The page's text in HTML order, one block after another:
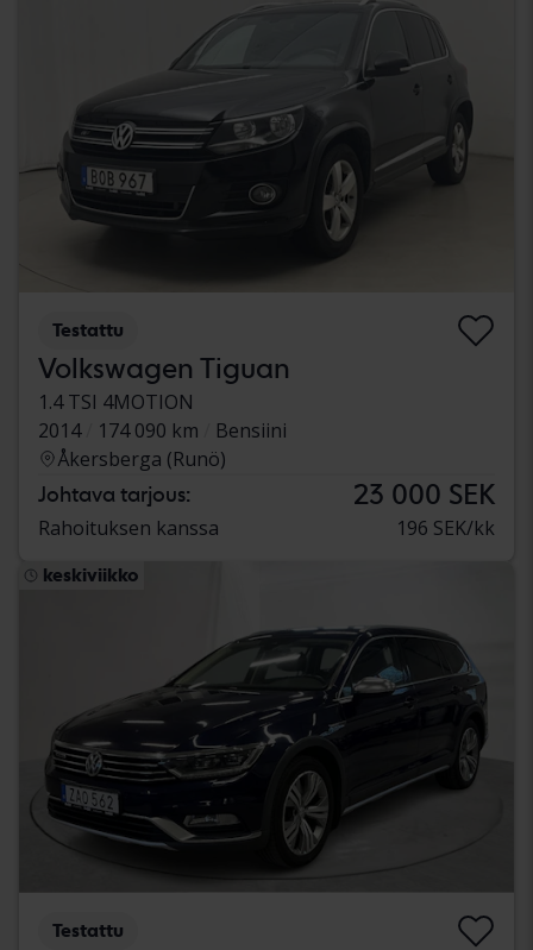
Testattu
Volkswagen Tiguan
1.4 TSI 4MOTION
2014
174 090 km
Bensiini
Åkersberga (Runö)
Johtava tarjous: 23 000 SEK
Rahoituksen kanssa 196 SEK/kk
keskiviikko
Testattu